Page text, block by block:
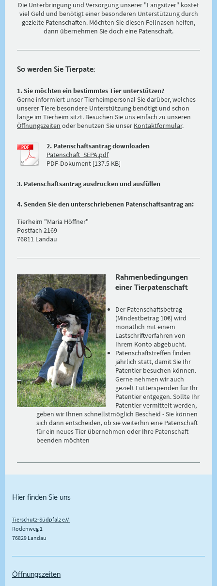
Die Unterbringung und Versorgung unserer "Langsitzer" kostet
viel Geld und benötigt einer besonderen Unterstützung durch
gezielte Patenschaften. Möchten Sie diesen Fellnasen helfen,
dann übernehmen Sie doch eine Patenschaft.
So werden Sie Tierpate:
1. Sie möchten ein bestimmtes Tier unterstützen?
Gerne informiert unser Tierheimpersonal Sie darüber, welches
unserer Tiere besondere Unterstützung benötigt und schon
lange im Tierheim sitzt. Besuchen Sie uns einfach zu unseren
Öffnungszeiten oder benutzen Sie unser Kontaktformular.
2. Patenschaftsantrag downloaden
Patenschaft_SEPA.pdf
PDF-Dokument [137.5 KB]
3. Patenschaftsantrag ausdrucken und ausfüllen
4. Senden Sie den unterschriebenen Patenschaftsantrag an:
Tierheim "Maria Höffner"
Postfach 2169
76811 Landau
Rahmenbedingungen
einer Tierpatenschaft
Der Patenschaftsbetrag
(Mindestbetrag 10€) wird
monatlich mit einem
Lastschriftverfahren von
Ihrem Konto abgebucht.
Patenschaftstreffen finden
jährlich statt, damit Sie Ihr
Patentier besuchen können.
Gerne nehmen wir auch
gezielt Futterspenden für Ihr
Patentier entgegen. Sollte Ihr
Patentier vermittelt werden,
geben wir Ihnen schnellstmöglich Bescheid - Sie können
sich dann entscheiden, ob sie weiterhin eine Patenschaft
für ein neues Tier übernehmen oder Ihre Patenschaft
beenden möchten
Hier finden Sie uns
Tierschutz-Südpfalz e.V.
Rodenweg 1
76829 Landau
Öffnungszeiten